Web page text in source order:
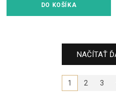
DO KOŠÍKA
NAČÍTAŤ
1 2 3